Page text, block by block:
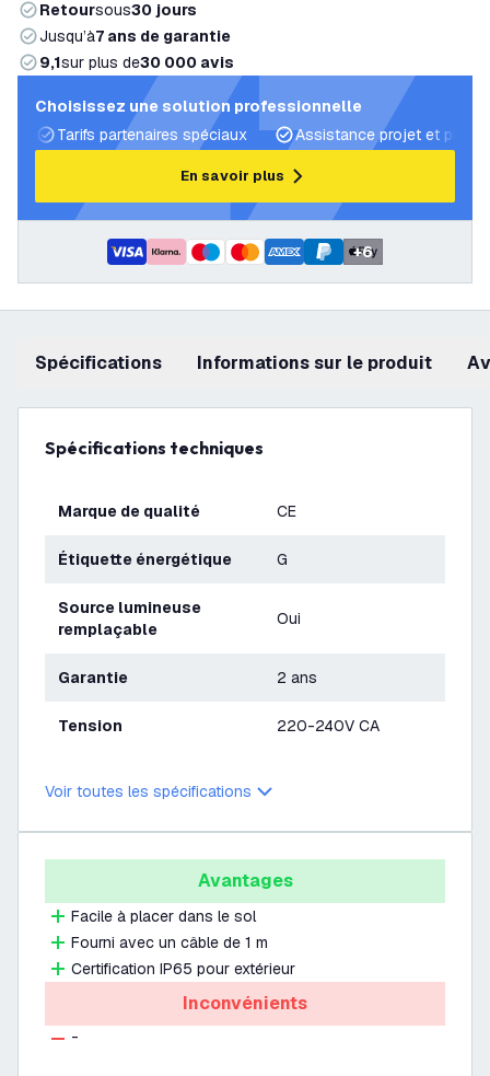
Retoursous30 jours
Jusqu’à7 ans de garantie
9,1sur plus de30 000 avis
Choisissez une solution professionnelle
Tarifs partenaires spéciaux
Assistance projet et plans
En savoir plus
+6
Spécifications Informations sur le produit
Spécifications techniques
Marque de qualité CE
Étiquette énergétique G
Source lumineuse
remplaçable
Oui
Garantie 2 ans
Tension 220-240V CA
Voir toutes les spécifications
Avantages
Facile à placer dans le sol
Fourni avec un câble de 1 m
Certification IP65 pour extérieur
Inconvénients
-